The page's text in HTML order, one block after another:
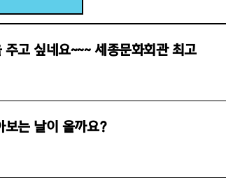
고 싶네요~~~ 세종문화회관 최고
보는 날이 올까요?